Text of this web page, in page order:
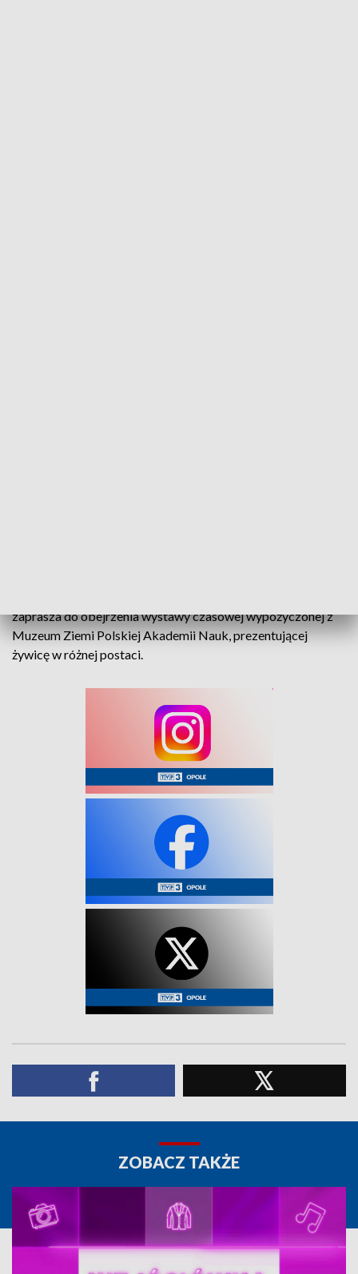
zaprasza do obejrzenia wystawy czasowej wypożyczonej z
Muzeum Ziemi Polskiej Akademii Nauk, prezentującej
żywicę w różnej postaci.
ZOBACZ TAKŻE